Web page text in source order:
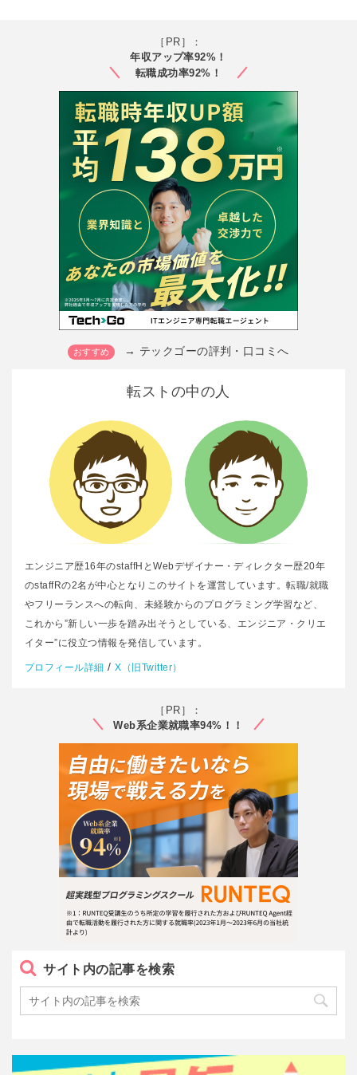
［PR］：
年収アップ率92%！
転職成功率92%！
→ テックゴーの評判・口コミへ
転ストの中の人
エンジニア歴16年のstaffHとWebデザイナー・ディレクター歴20年
のstaffRの2名が中心となりこのサイトを運営しています。転職/就職
やフリーランスへの転向、未経験からのプログラミング学習など、
これから”新しい一歩を踏み出そうとしている、エンジニア・クリエ
イター”に役立つ情報を発信しています。
プロフィール詳細 /X（旧Twitter）
［PR］：
Web系企業就職率94%！！
サイト内の記事を検索